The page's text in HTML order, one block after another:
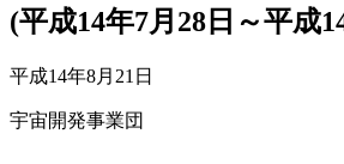
(平成14年7月28日～平成
平成14年8月21日
宇宙開発事業団